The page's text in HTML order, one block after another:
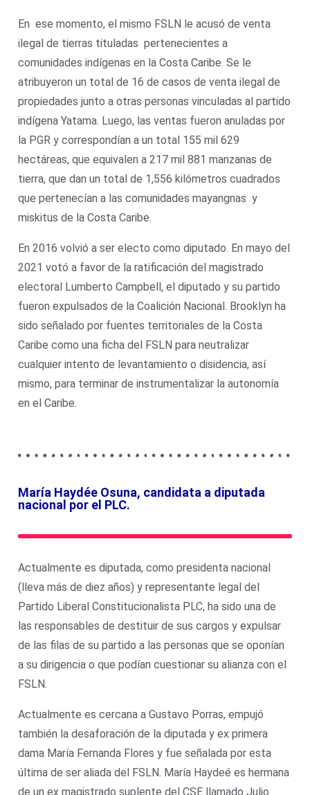
En ese momento, el mismo FSLN le acusó de venta
ilegal de tierras tituladas pertenecientes a
comunidades indígenas en la Costa Caribe. Se le
atribuyeron un total de 16 de casos de venta ilegal de
propiedades junto a otras personas vinculadas al partido
indígena Yatama. Luego, las ventas fueron anuladas por
la PGR y correspondían a un total 155 mil 629
hectáreas, que equivalen a 217 mil 881 manzanas de
tierra, que dan un total de 1,556 kilómetros cuadrados
que pertenecían a las comunidades mayangnas y
miskitus de la Costa Caribe.
En 2016 volvió a ser electo como diputado. En mayo del
2021 votó a favor de la ratificación del magistrado
electoral Lumberto Campbell, el diputado y su partido
fueron expulsados de la Coalición Nacional. Brooklyn ha
sido señalado por fuentes territoriales de la Costa
Caribe como una ficha del FSLN para neutralizar
cualquier intento de levantamiento o disidencia, así
mismo, para terminar de instrumentalizar la autonomía
en el Caribe.
María Haydée Osuna, candidata a diputada
nacional por el PLC.
Actualmente es diputada, como presidenta nacional
(lleva más de diez años) y representante legal del
Partido Liberal Constitucionalista PLC, ha sido una de
las responsables de destituir de sus cargos y expulsar
de las filas de su partido a las personas que se oponían
a su dirigencia o que podían cuestionar su alianza con el
FSLN.
Actualmente es cercana a Gustavo Porras, empujó
también la desaforación de la diputada y ex primera
dama María Fernanda Flores y fue señalada por esta
última de ser aliada del FSLN. María Haydeé es hermana
de un ex magistrado suplente del CSE llamado Julio